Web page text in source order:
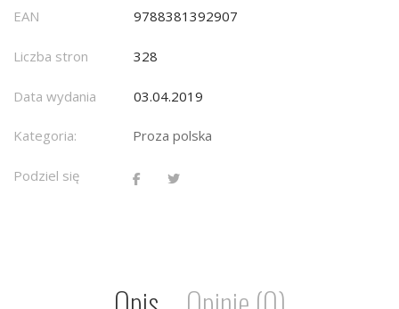
EAN 9788381392907
Liczba stron 328
Data wydania 03.04.2019
Kategoria: Proza polska
Podziel się